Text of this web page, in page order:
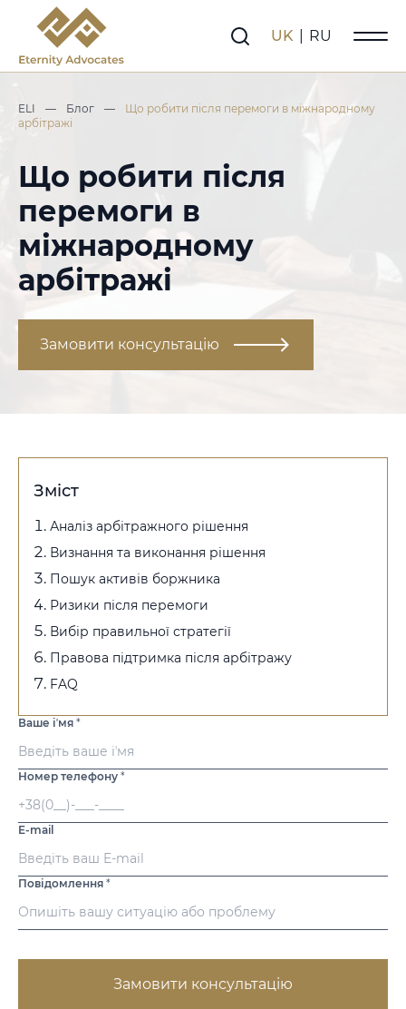
UK RU
ELI — Блог —
Що робити після перемоги в міжнародному
арбітражі
Що робити після
перемоги в
міжнародному
арбітражі
Замовити консультацію
Зміст
Аналіз арбітражного рішення
Визнання та виконання рішення
Пошук активів боржника
Ризики після перемоги
Вибір правильної стратегії
Правова підтримка після арбітражу
FAQ
Ваше іʼмя *
Номер телефону *
E-mail
Повідомлення *
Замовити консультацію